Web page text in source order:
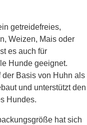
getreidefreies,
Weizen, Mais oder
es auch für
Hunde geeignet.
Basis von Huhn als
und unterstützt den
Hundes.
hat sich